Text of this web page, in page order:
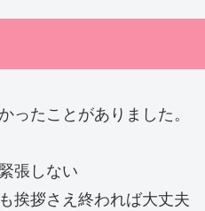
たことがありました。
張しない
挨拶さえ終われば大丈夫